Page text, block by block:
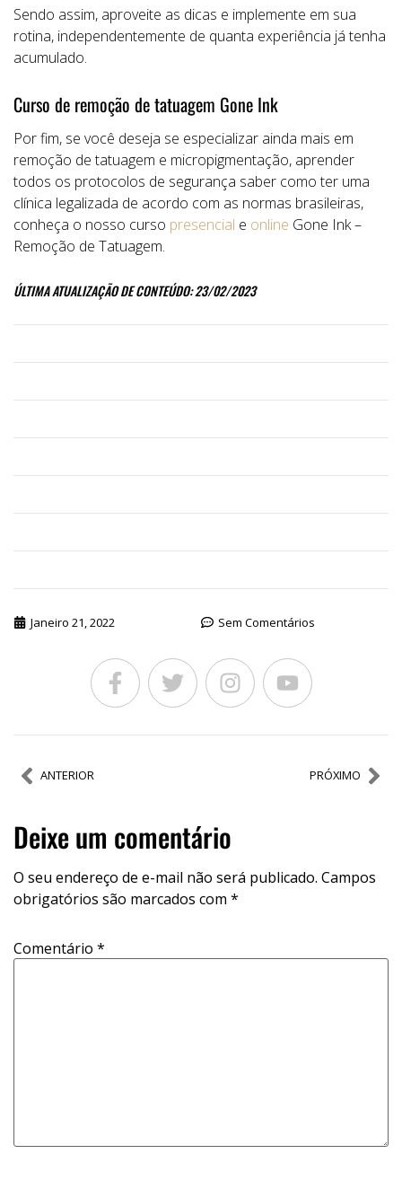
Sendo assim, aproveite as dicas e implemente em sua
rotina, independentemente de quanta experiência já tenha
acumulado.
Curso de remoção de tatuagem Gone Ink
Por fim, se você deseja se especializar ainda mais em
remoção de tatuagem e micropigmentação, aprender
todos os protocolos de segurança saber como ter uma
clínica legalizada de acordo com as normas brasileiras,
conheça o nosso curso presencial e online Gone Ink –
Remoção de Tatuagem.
ÚLTIMA ATUALIZAÇÃO DE CONTEÚDO: 23/02/2023
Janeiro 21, 2022 Sem Comentários
ANTERIOR PRÓXIMO
Deixe um comentário
O seu endereço de e-mail não será publicado. Campos
obrigatórios são marcados com *
Comentário *